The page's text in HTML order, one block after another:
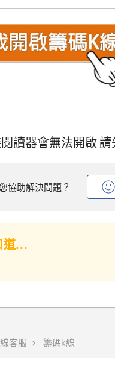
讀器會無法開啟
協助解決問題？
道...
客服 籌碼k線